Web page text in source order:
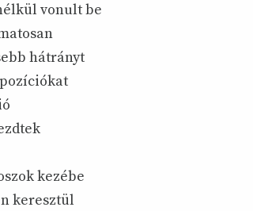
vonult be
hátrányt
kezébe
keresztül